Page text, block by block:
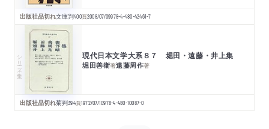
出版社品切れ文庫判400頁2008/07/09978-4-480-42461-7
シリーズ・全集 現代日本文学大系８７ 堀田・遠藤・井上集
堀田善衞著遠藤周作著
出版社品切れ菊判394頁1972/07/10978-4-480-10087-0